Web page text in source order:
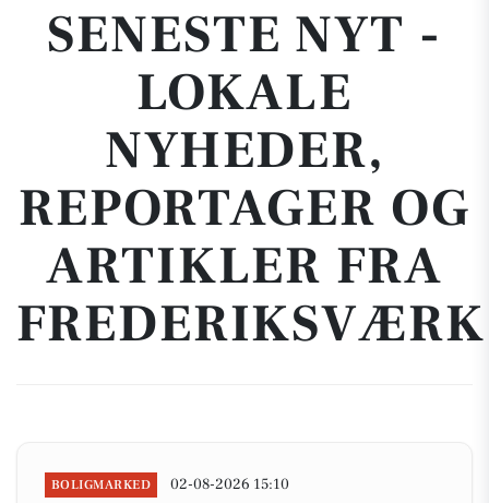
SENESTE NYT -
LOKALE
NYHEDER,
REPORTAGER OG
ARTIKLER FRA
FREDERIKSVÆRK
BOLIGMARKED 02-08-2026 15:10